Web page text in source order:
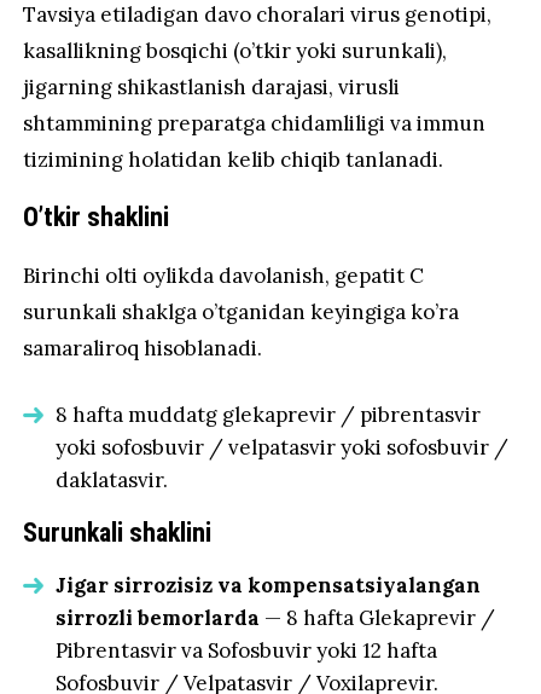
Tavsiya etiladigan davo choralari virus genotipi,
kasallikning bosqichi (o’tkir yoki surunkali),
jigarning shikastlanish darajasi, virusli
shtammining preparatga chidamliligi va immun
tizimining holatidan kelib chiqib tanlanadi.
O’tkir shaklini
Birinchi olti oylikda davolanish, gepatit C
surunkali shaklga o’tganidan keyingiga ko’ra
samaraliroq hisoblanadi.
8 hafta muddatg glekaprevir / pibrentasvir
yoki sofosbuvir / velpatasvir yoki sofosbuvir /
daklatasvir.
Surunkali shaklini
Jigar sirrozisiz va kompensatsiyalangan
sirrozli bemorlarda — 8 hafta Glekaprevir /
Pibrentasvir va Sofosbuvir yoki 12 hafta
Sofosbuvir / Velpatasvir / Voxilaprevir.